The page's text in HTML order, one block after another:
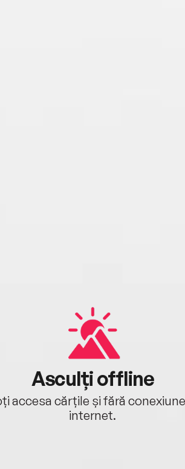
Asculți offline
accesa cărțile și fără conexiune
internet.